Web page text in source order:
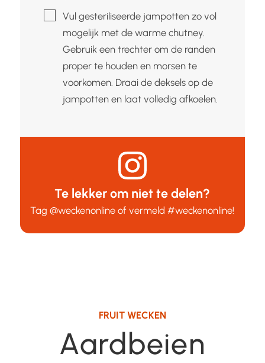
▢Vul gesteriliseerde jampotten zo vol
mogelijk met de warme chutney.
Gebruik een trechter om de randen
proper te houden en morsen te
voorkomen. Draai de deksels op de
jampotten en laat volledig afkoelen.
Te lekker om niet te delen?
Tag@weckenonline of vermeld#weckenonline!
FRUIT WECKEN
Aardbeien